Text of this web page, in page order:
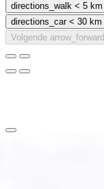
directions_walk < 5 km
directions_car< 30 km
Volgende arrow_forward